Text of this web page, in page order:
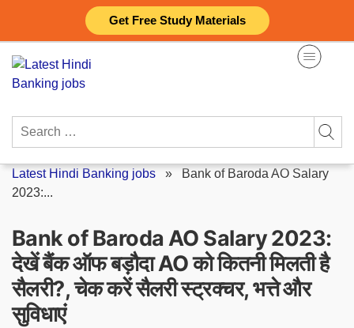
Get Free Study Materials
content
Search
Latest Hindi Banking jobs » Bank of Baroda AO Salary
2023:...
Bank of Baroda AO Salary 2023:
देखें बैंक ऑफ बड़ौदा AO को कितनी मिलती है
सैलरी?, चेक करें सैलरी स्ट्रक्चर, भत्ते और
सुविधाएं